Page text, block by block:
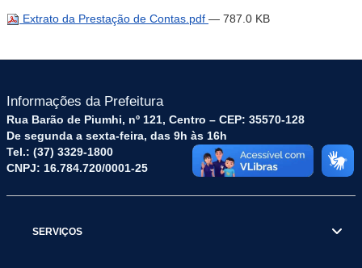
Extrato da Prestação de Contas.pdf — 787.0 KB
Informações da Prefeitura
Rua Barão de Piumhi, nº 121, Centro – CEP: 35570-128
De segunda a sexta-feira, das 9h às 16h
Tel.: (37) 3329-1800
CNPJ: 16.784.720/0001-25
SERVIÇOS